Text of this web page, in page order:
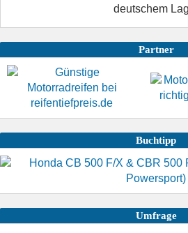
deutschem
Partner
Buchtipp
Umfrage